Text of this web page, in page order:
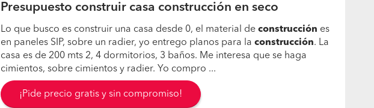
Presupuesto construir casa construcción en seco
Lo que busco es construir una casa desde 0, el material de construcción es
en paneles SIP, sobre un radier, yo entrego planos para la construcción. La
casa es de 200 mts 2, 4 dormitorios, 3 baños. Me interesa que se haga
cimientos, sobre cimientos y radier. Yo compro ...
¡Pide precio gratis y sin compromiso!